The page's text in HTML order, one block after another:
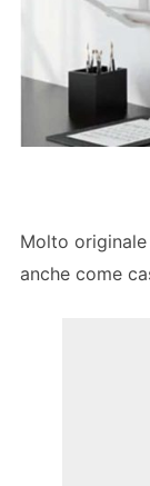
Molto
anche come